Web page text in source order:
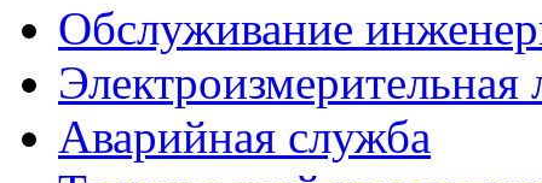
Обслуживание
Электроизмерительная
Аварийная служба